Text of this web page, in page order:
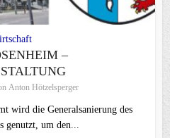
–
Anton Hötzelsperger
wird die Generalsanierung des
genutzt, um den...